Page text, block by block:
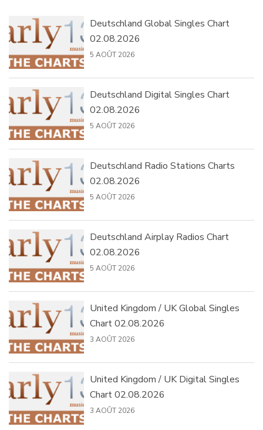
Deutschland Global Singles Chart
02.08.2026
5 AOÛT 2026
Deutschland Digital Singles Chart
02.08.2026
5 AOÛT 2026
Deutschland Radio Stations Charts
02.08.2026
5 AOÛT 2026
Deutschland Airplay Radios Chart
02.08.2026
5 AOÛT 2026
United Kingdom / UK Global Singles
Chart 02.08.2026
3 AOÛT 2026
United Kingdom / UK Digital Singles
Chart 02.08.2026
3 AOÛT 2026